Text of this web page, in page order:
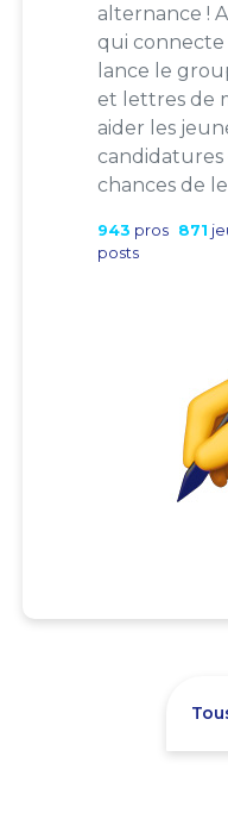
alternance !
qui connecte
lance le
et lettres de
aider les
chances de
943 pros 871
posts